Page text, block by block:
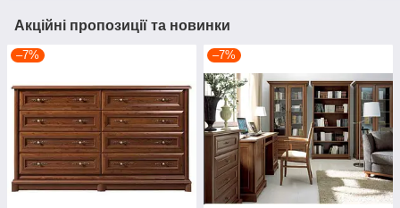
Акційні пропозиції та новинки
–7% –7%